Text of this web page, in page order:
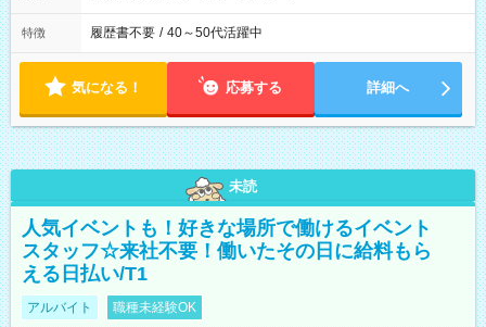
特徴 履歴書不要 / 40～50代活躍中
気になる！ 応募する 詳細へ
未読
人気イベントも！好きな場所で働けるイベント
スタッフ☆来社不要！働いたその日に給料もら
える日払い/T1
アルバイト 職種未経験OK